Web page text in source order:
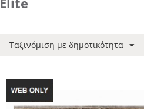
Ταξινόμιση με δημοτικότητα